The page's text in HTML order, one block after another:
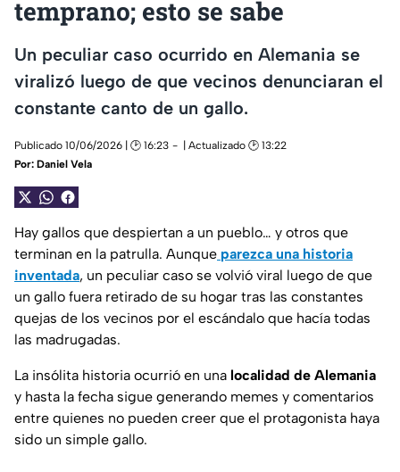
temprano; esto se sabe
Un peculiar caso ocurrido en Alemania se
viralizó luego de que vecinos denunciaran el
constante canto de un gallo.
Publicado 10/06/2026 | 🕑 16:23
| Actualizado 🕑 13:22
Por: Daniel Vela
Hay gallos que despiertan a un pueblo… y otros que
terminan en la patrulla. Aunque parezca una historia
inventada, un peculiar caso se volvió viral luego de que
un gallo fuera retirado de su hogar tras las constantes
quejas de los vecinos por el escándalo que hacía todas
las madrugadas.
La insólita historia ocurrió en una localidad de Alemania
y hasta la fecha sigue generando memes y comentarios
entre quienes no pueden creer que el protagonista haya
sido un simple gallo.